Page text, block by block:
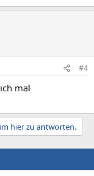
#4
mal
hier zu antworten.